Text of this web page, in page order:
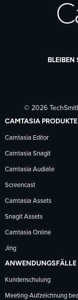
BLEIBEN
© 2026
CAMTASIA PRODUKTE
Camtasia Editor
Camtasia Snagit
Camtasia Audiate
Screencast
Camtasia Assets
Snagit Assets
Camtasia Online
Jing
ANWENDUNGSFÄLLE
Kundenschulung
Meeting-Aufzeichnung